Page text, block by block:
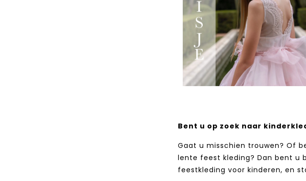
Bent u op zoek naar
Gaat u misschien trouwen? Of
lente feest kleding? Dan bent u
feestkleding voor kinderen, en